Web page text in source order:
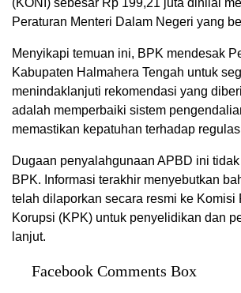
Peraturan Menteri Dalam Negeri yang
Menyikapi temuan ini, BPK mendesak
Kabupaten Halmahera Tengah untuk
menindaklanjuti rekomendasi yang
adalah memperbaiki sistem
memastikan kepatuhan terhadap
Dugaan penyalahgunaan APBD ini
BPK. Informasi terakhir menyebutkan
telah dilaporkan secara resmi ke Komisi
Korupsi (KPK) untuk penyelidikan dan
lanjut.
Facebook Comments Box